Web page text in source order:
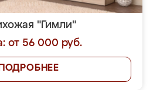
"Гимли"
от 56 000 руб.
ПОДРОБНЕЕ